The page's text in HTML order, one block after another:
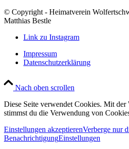
© Copyright - Heimatverein
Matthias Bestle
Link zu Instagram
Impressum
Datenschutzerklärung
Nach oben scrollen
Diese Seite verwendet Cookies. Mit der
stimmst du die Verwendung von
Einstellungen akzeptierenVerberge nur
BenachrichtigungEinstellungen